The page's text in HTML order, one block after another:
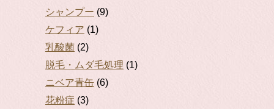
シャンプー (9)
ケフィア (1)
乳酸菌 (2)
脱毛・ムダ毛処理 (1)
ニベア青缶 (6)
花粉症 (3)